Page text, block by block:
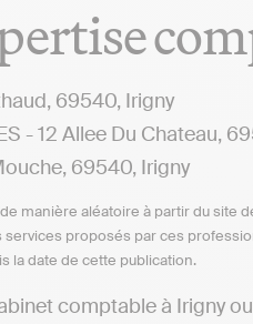
69540, Irigny
- 12 Allee Du Chateau,
69540, Irigny
manière aléatoire à partir du site
services proposés par ces
la date de cette publication.
comptable à Irigny